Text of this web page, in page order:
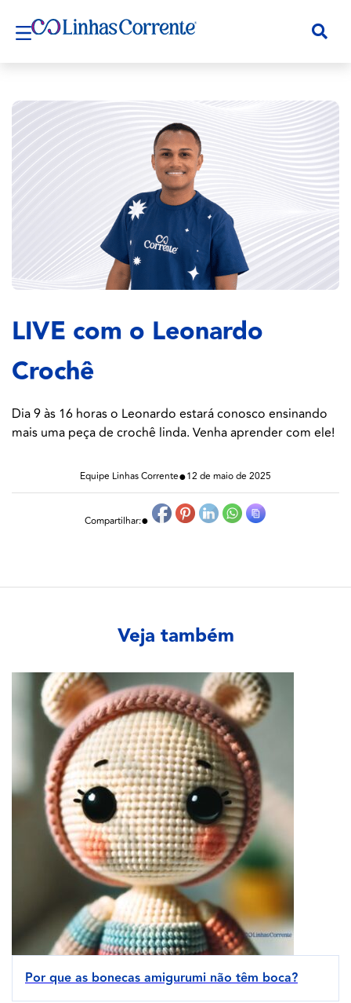
LIVE com o Leonardo
Crochê
Dia 9 às 16 horas o Leonardo estará conosco ensinando
mais uma peça de crochê linda. Venha aprender com ele!
Equipe Linhas Corrente●12 de maio de 2025
Compartilhar:●
Veja também
Por que as bonecas amigurumi não têm boca?